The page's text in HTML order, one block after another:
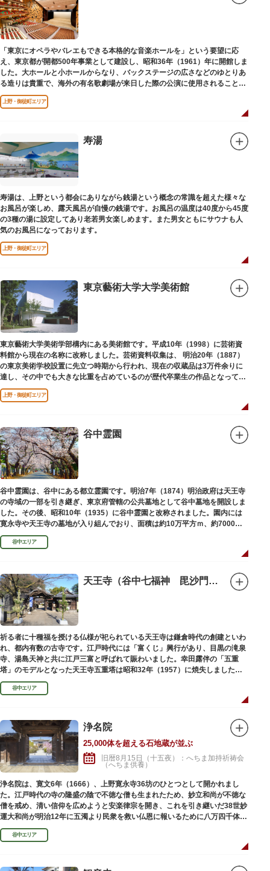
「東京にオペラやバレエもできる本格的な音楽ホールを」という要望に応
え、東京都が開都500年事業として建設し、昭和36年（1961）年に開館しま
した。大ホールと小ホールからなり、バックステージの広さなどのゆとりあ
る造りは貴重で、海外の有名歌劇場が来日した際の公演に使用されることが
多いホールです。
上野・御徒町エリア
寿湯
寿湯は、上野という都会にありながら銭湯という概念の常識を超えた様々な
お風呂が楽しめ、露天風呂が自慢の銭湯です。お風呂の温度は40度から45度
の3種の湯に設定してあり老若男女楽しめます。また男女ともにサウナも人
気のお風呂になっております。
上野・御徒町エリア
東京藝術大学大学美術館
東京藝術大学美術学部構内にある美術館です。平成10年（1998）に芸術資
料館から現在の名称に改称しました。芸術資料収集は、 明治20年（1887）
の東京美術学校設置に先立つ時期から行われ、現在の収蔵品は3万件余りに
達し、その中でも大きな比重を占めているのが歴代卒業生の作品となってい
ます。
上野・御徒町エリア
谷中霊園
谷中霊園は、谷中にある都立霊園です。明治7年（1874）明治政府は天王寺
の寺域の一部を引き継ぎ、東京府管轄の公共墓地として谷中墓地を開設しま
した。その後、昭和10年（1935）に谷中霊園と改称されました。園内には
寛永寺や天王寺の墓地が入り組んでおり、面積は約10万平方ｍ、約7000基
の墓が並んでいます。園内を通る「さくら通り」は桜の名所となっていま
す。谷中エリア
天王寺（谷中七福神 毘沙門天）
祈る者に十種福を授ける仏様が祀られている天王寺は鎌倉時代の創建といわ
れ、都内有数の古寺です。江戸時代には「富くじ」興行があり、目黒の滝泉
寺、湯島天神と共に江戸三富と呼ばれて賑わいました。幸田露伴の「五重
塔」のモデルとなった天王寺五重塔は昭和32年（1957）に焼失しました
が、その跡地は今も谷中霊園に残っています。
谷中エリア
浄名院
25,000体を超える石地蔵が並ぶ
旧暦8月15日（十五夜）：へちま加持祈祷会
（へちま供養）
浄名院は、寛文6年（1666）、上野寛永寺36坊のひとつとして開かれまし
た。江戸時代の寺の隆盛の陰で不徳な僧も生まれたため、妙立和尚が不徳な
僧を戒め、清い信仰を広めようと安楽律宗を開き、これを引き継いだ38世妙
運大和尚が明治12年に五濁より民衆を救い仏恩に報いるために八万四千体の
石地蔵建立を発願しました。現在では2万５千体を超える像が造立されてい
ます。谷中エリア